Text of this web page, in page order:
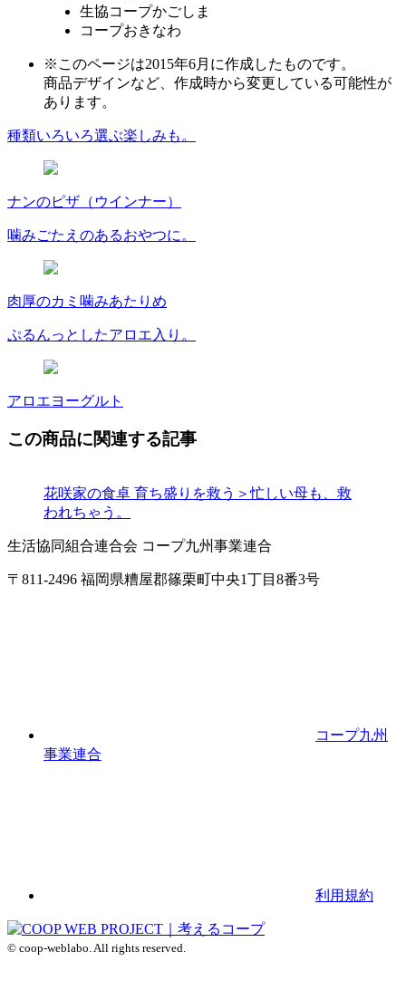
生協コープかごしま
コープおきなわ
※このページは2015年6月に作成したものです。
商品デザインなど、作成時から変更している可能性が
あります。
種類いろいろ選ぶ楽しみも。
ナンのピザ（ウインナー）
噛みごたえのあるおやつに。
肉厚のカミ噛みあたりめ
ぷるんっとしたアロエ入り。
アロエヨーグルト
この商品に関連する記事
花咲家の食卓 育ち盛りを救う＞忙しい母も、救
われちゃう。
生活協同組合連合会 コープ九州事業連合
〒811-2496 福岡県糟屋郡篠栗町中央1丁目8番3号
コープ九州
事業連合
利用規約
© coop-weblabo. All rights reserved.